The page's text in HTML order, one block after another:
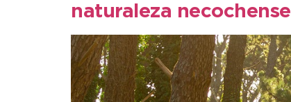
naturaleza necochense